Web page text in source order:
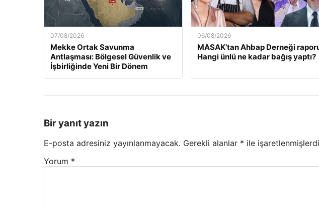
07/08/2026
Mekke Ortak Savunma
Antlaşması: Bölgesel Güvenlik ve
İşbirliğinde Yeni Bir Dönem
06/08/2026
MASAK’tan Ahbap Derneği
Hangi ünlü ne kadar bağış yaptı?
Bir yanıt yazın
E-posta adresiniz yayınlanmayacak. Gerekli alanlar * ile
Yorum *